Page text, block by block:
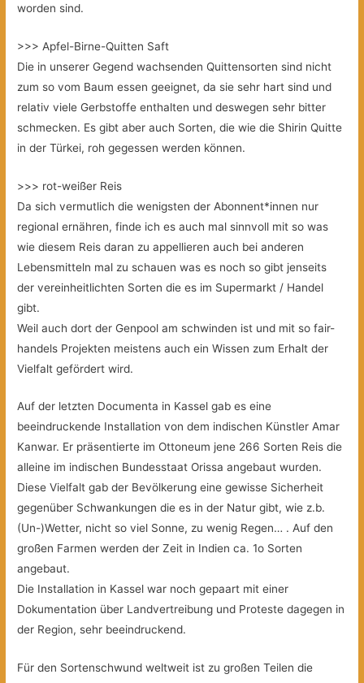
worden sind.
>>> Apfel-Birne-Quitten Saft
Die in unserer Gegend wachsenden Quittensorten sind nicht
zum so vom Baum essen geeignet, da sie sehr hart sind und
relativ viele Gerbstoffe enthalten und deswegen sehr bitter
schmecken. Es gibt aber auch Sorten, die wie die Shirin Quitte
in der Türkei, roh gegessen werden können.
>>> rot-weißer Reis
Da sich vermutlich die wenigsten der Abonnent*innen nur
regional ernähren, finde ich es auch mal sinnvoll mit so was
wie diesem Reis daran zu appellieren auch bei anderen
Lebensmitteln mal zu schauen was es noch so gibt jenseits
der vereinheitlichten Sorten die es im Supermarkt / Handel
gibt.
Weil auch dort der Genpool am schwinden ist und mit so fair-
handels Projekten meistens auch ein Wissen zum Erhalt der
Vielfalt gefördert wird.
Auf der letzten Documenta in Kassel gab es eine
beeindruckende Installation von dem indischen Künstler Amar
Kanwar. Er präsentierte im Ottoneum jene 266 Sorten Reis die
alleine im indischen Bundesstaat Orissa angebaut wurden.
Diese Vielfalt gab der Bevölkerung eine gewisse Sicherheit
gegenüber Schwankungen die es in der Natur gibt, wie z.b.
(Un-)Wetter, nicht so viel Sonne, zu wenig Regen… . Auf den
großen Farmen werden der Zeit in Indien ca. 1o Sorten
angebaut.
Die Installation in Kassel war noch gepaart mit einer
Dokumentation über Landvertreibung und Proteste dagegen in
der Region, sehr beeindruckend.
Für den Sortenschwund weltweit ist zu großen Teilen die